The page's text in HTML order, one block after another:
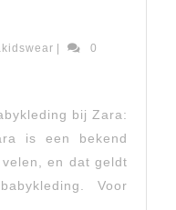
em-
0
bij Zara:
is een bekend
en dat geldt
Voor